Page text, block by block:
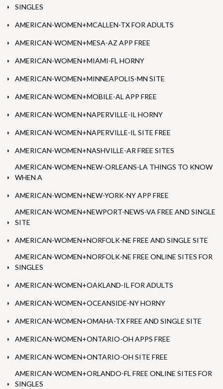
SINGLES
AMERICAN-WOMEN+MCALLEN-TX FOR ADULTS
AMERICAN-WOMEN+MESA-AZ APP FREE
AMERICAN-WOMEN+MIAMI-FL HORNY
AMERICAN-WOMEN+MINNEAPOLIS-MN SITE
AMERICAN-WOMEN+MOBILE-AL APP FREE
AMERICAN-WOMEN+NAPERVILLE-IL HORNY
AMERICAN-WOMEN+NAPERVILLE-IL SITE FREE
AMERICAN-WOMEN+NASHVILLE-AR FREE SITES
AMERICAN-WOMEN+NEW-ORLEANS-LA THINGS TO KNOW
WHEN A
AMERICAN-WOMEN+NEW-YORK-NY APP FREE
AMERICAN-WOMEN+NEWPORT-NEWS-VA FREE AND SINGLE
SITE
AMERICAN-WOMEN+NORFOLK-NE FREE AND SINGLE SITE
AMERICAN-WOMEN+NORFOLK-NE FREE ONLINE SITES FOR
SINGLES
AMERICAN-WOMEN+OAKLAND-IL FOR ADULTS
AMERICAN-WOMEN+OCEANSIDE-NY HORNY
AMERICAN-WOMEN+OMAHA-TX FREE AND SINGLE SITE
AMERICAN-WOMEN+ONTARIO-OH APPS FREE
AMERICAN-WOMEN+ONTARIO-OH SITE FREE
AMERICAN-WOMEN+ORLANDO-FL FREE ONLINE SITES FOR
SINGLES